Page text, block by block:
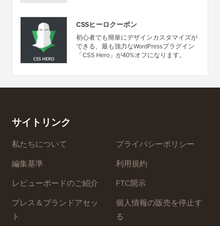
CSSヒーロクーポン
初心者でも簡単にデザインカスタマイズが
できる、最も強力なWordPressプラグイン
「CSS Hero」が40%オフになります。
サイトリンク
私たちについて
編集基準
レビューボードのご紹介
プレス＆ブランドアセッ
ト
プライバシーポリシー
利用規約
FTC開示
個人情報の販売を停止す
る